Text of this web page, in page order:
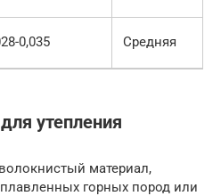
0,035 Средняя
утепления
материал,
горных пород или